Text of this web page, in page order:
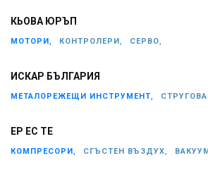
КЬОВА ЮРЪП
МОТОРИ, КОНТРОЛЕРИ, СЕРВО,
ИСКАР БЪЛГАРИЯ
МЕТАЛОРЕЖЕЩИ ИНСТРУМЕНТ,
ЕР ЕС ТЕ
КОМПРЕСОРИ, СГЪСТЕН ВЪЗДУХ,